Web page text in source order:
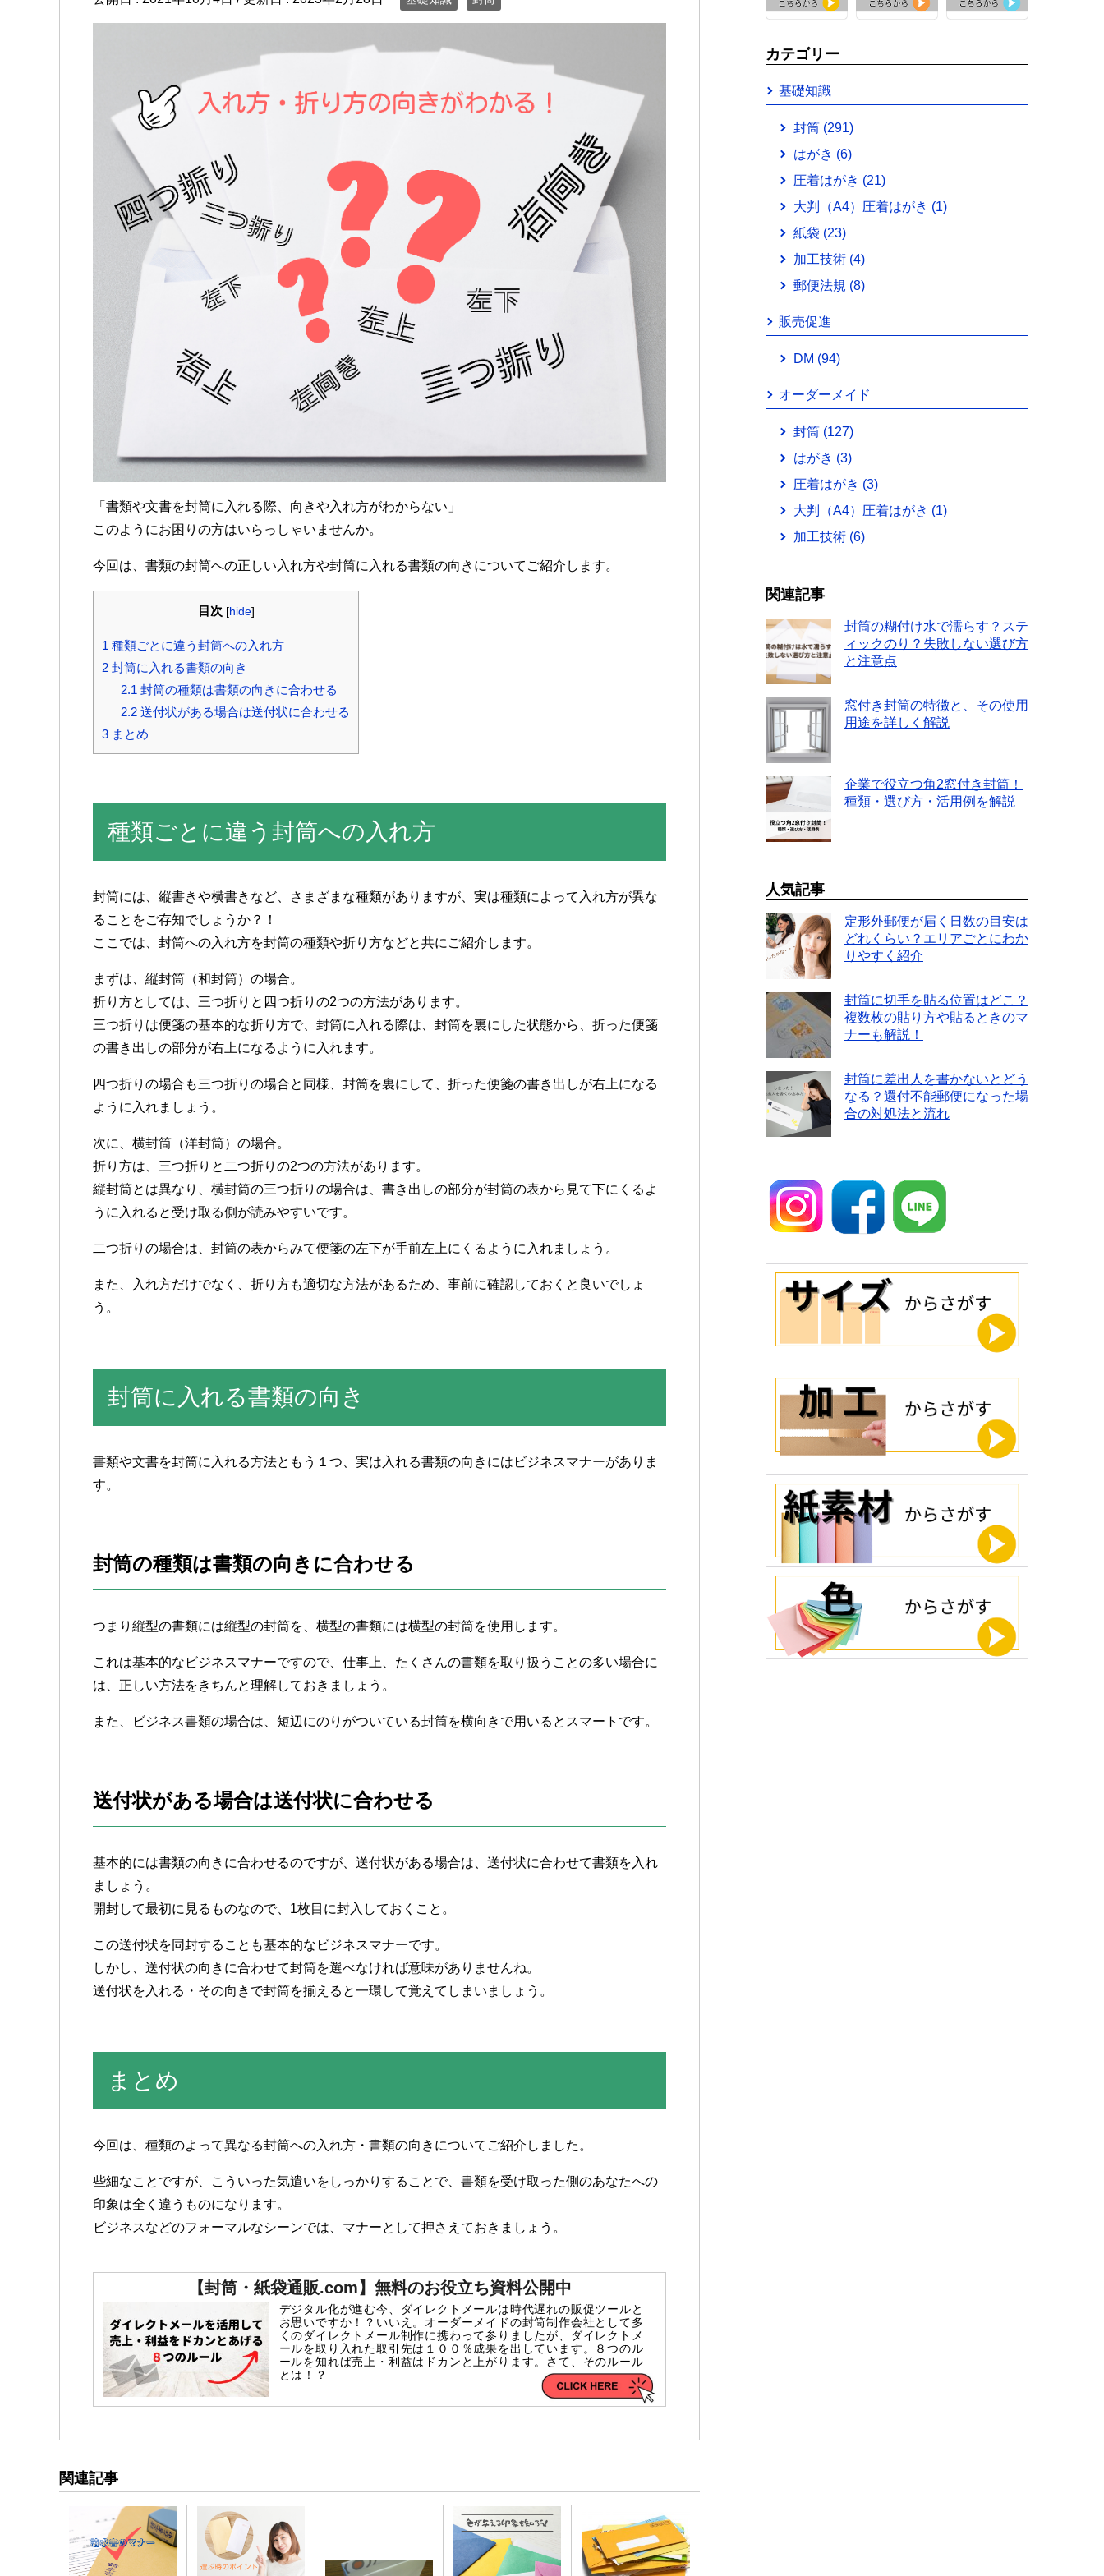
「書類や文書を封筒に入れる際、向きや入れ方がわからない」
このようにお困りの方はいらっしゃいませんか。
今回は、書類の封筒への正しい入れ方や封筒に入れる書類の向きについてご紹介します。
目次 [hide]
1 種類ごとに違う封筒への入れ方
2 封筒に入れる書類の向き
2.1 封筒の種類は書類の向きに合わせる
2.2 送付状がある場合は送付状に合わせる
3 まとめ
種類ごとに違う封筒への入れ方
封筒には、縦書きや横書きなど、さまざまな種類がありますが、実は種類によって入れ方が異な
ることをご存知でしょうか？！
ここでは、封筒への入れ方を封筒の種類や折り方などと共にご紹介します。
まずは、縦封筒（和封筒）の場合。
折り方としては、三つ折りと四つ折りの2つの方法があります。
三つ折りは便箋の基本的な折り方で、封筒に入れる際は、封筒を裏にした状態から、折った便箋
の書き出しの部分が右上になるように入れます。
四つ折りの場合も三つ折りの場合と同様、封筒を裏にして、折った便箋の書き出しが右上になる
ように入れましょう。
次に、横封筒（洋封筒）の場合。
折り方は、三つ折りと二つ折りの2つの方法があります。
縦封筒とは異なり、横封筒の三つ折りの場合は、書き出しの部分が封筒の表から見て下にくるよ
うに入れると受け取る側が読みやすいです。
二つ折りの場合は、封筒の表からみて便箋の左下が手前左上にくるように入れましょう。
また、入れ方だけでなく、折り方も適切な方法があるため、事前に確認しておくと良いでしょ
う。
封筒に入れる書類の向き
書類や文書を封筒に入れる方法ともう１つ、実は入れる書類の向きにはビジネスマナーがありま
す。
封筒の種類は書類の向きに合わせる
つまり縦型の書類には縦型の封筒を、横型の書類には横型の封筒を使用します。
これは基本的なビジネスマナーですので、仕事上、たくさんの書類を取り扱うことの多い場合に
は、正しい方法をきちんと理解しておきましょう。
また、ビジネス書類の場合は、短辺にのりがついている封筒を横向きで用いるとスマートです。
送付状がある場合は送付状に合わせる
基本的には書類の向きに合わせるのですが、送付状がある場合は、送付状に合わせて書類を入れ
ましょう。
開封して最初に見るものなので、1枚目に封入しておくこと。
この送付状を同封することも基本的なビジネスマナーです。
しかし、送付状の向きに合わせて封筒を選べなければ意味がありませんね。
送付状を入れる・その向きで封筒を揃えると一環して覚えてしまいましょう。
まとめ
今回は、種類のよって異なる封筒への入れ方・書類の向きについてご紹介しました。
些細なことですが、こういった気遣いをしっかりすることで、書類を受け取った側のあなたへの
印象は全く違うものになります。
ビジネスなどのフォーマルなシーンでは、マナーとして押さえておきましょう。
【封筒・紙袋通販.com】無料のお役立ち資料公開中
デジタル化が進む今、ダイレクトメールは時代遅れの販促ツールと
お思いですか！？いいえ。オーダーメイドの封筒制作会社として多
くのダイレクトメール制作に携わって参りましたが、ダイレクトメ
ールを取り入れた取引先は１００％成果を出しています。８つのル
ールを知れば売上・利益はドカンと上がります。さて、そのルール
とは！？
関連記事
カテゴリー
基礎知識
封筒 (291)
はがき (6)
圧着はがき (21)
大判（A4）圧着はがき (1)
紙袋 (23)
加工技術 (4)
郵便法規 (8)
販売促進
DM (94)
オーダーメイド
封筒 (127)
はがき (3)
圧着はがき (3)
大判（A4）圧着はがき (1)
加工技術 (6)
関連記事
封筒の糊付け水で濡らす？ステ
ィックのり？失敗しない選び方
と注意点
窓付き封筒の特徴と、その使用
用途を詳しく解説
企業で役立つ角2窓付き封筒！
種類・選び方・活用例を解説
人気記事
定形外郵便が届く日数の目安は
どれくらい？エリアごとにわか
りやすく紹介
封筒に切手を貼る位置はどこ？
複数枚の貼り方や貼るときのマ
ナーも解説！
封筒に差出人を書かないとどう
なる？還付不能郵便になった場
合の対処法と流れ